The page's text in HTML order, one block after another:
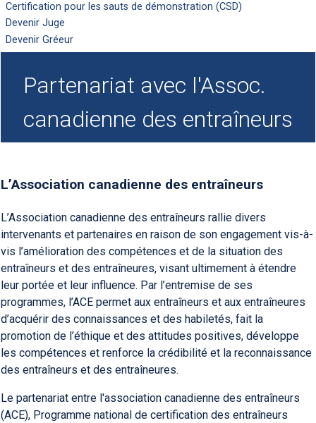
Certification pour les sauts de démonstration (CSD)
Devenir Juge
Devenir Gréeur
Partenariat avec l'Assoc.
canadienne des entraîneurs
L’Association canadienne des entraîneurs
L’Association canadienne des entraîneurs rallie divers
intervenants et partenaires en raison de son engagement vis-à-
vis l’amélioration des compétences et de la situation des
entraîneurs et des entraîneures, visant ultimement à étendre
leur portée et leur influence. Par l’entremise de ses
programmes, l’ACE permet aux entraîneurs et aux entraîneures
d’acquérir des connaissances et des habiletés, fait la
promotion de l’éthique et des attitudes positives, développe
les compétences et renforce la crédibilité et la reconnaissance
des entraîneurs et des entraîneures.
Le partenariat entre l'association canadienne des entraîneurs
(ACE), Programme national de certification des entraîneurs